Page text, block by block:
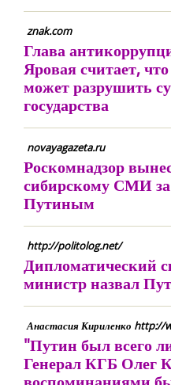
znak.com
Глава
Яровая считает,
может разрушить
государства
novayagazeta.ru
Роскомнадзор
сибирскому СМИ
Путиным
http://politolog.net/
Дипломатический
министр назвал
Анастасия Кириленко http://
"Путин был всего
Генерал КГБ Олег